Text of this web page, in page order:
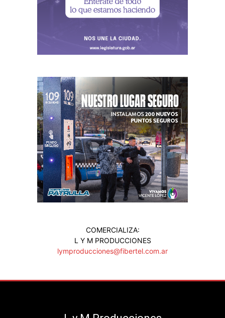
COMERCIALIZA:
L Y M PRODUCCIONES
lymproducciones@fibertel.com.ar